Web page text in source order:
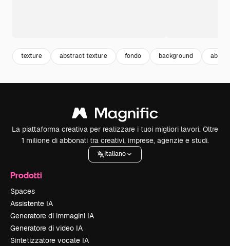
texture abstract texture fondo background
La piattaforma creativa per realizzare i tuoi migliori lavori. Oltre
1 milione di abbonati tra creativi, imprese, agenzie e studi.
Italiano
Prodotti
Spaces
Assistente IA
Generatore di immagini IA
Generatore di video IA
Sintetizzatore vocale IA